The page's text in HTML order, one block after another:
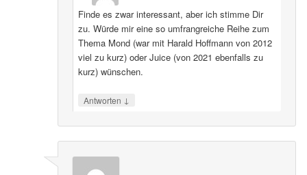
Finde es zwar interessant, aber ich stimme Dir
zu. Würde mir eine so umfrangreiche Reihe zum
Thema Mond (war mit Harald Hoffmann von 2012
viel zu kurz) oder Juice (von 2021 ebenfalls zu
kurz) wünschen.
Antworten ↓